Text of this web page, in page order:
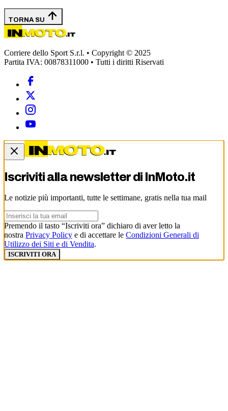
TORNA SU
Corriere dello Sport S.r.l. • Copyright © 2025
Partita IVA: 00878311000 • Tutti i diritti Riservati
Iscriviti alla newsletter di InMoto.it
Le notizie più importanti, tutte le settimane, gratis nella tua mail
Premendo il tasto “Iscriviti ora” dichiaro di aver letto la
nostra Privacy Policy e di accettare le Condizioni Generali di
Utilizzo dei Siti e di Vendita.
ISCRIVITI ORA